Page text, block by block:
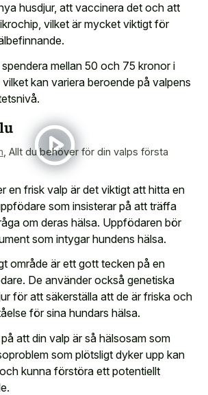
husdjur, att vaccinera det och att
vilket är mycket viktigt för
mellan 50 och 75 kronor i
kanvariera beroende på valpens
Allt du behöver för din valps första
en frisk valp är det viktigt att hitta en
som insisterar på att träffa
om deras hälsa. Uppfödaren bör
som intygar hundens hälsa.
område är ett gott tecken på en
De använder också genetiska
för att säkerställa att de är friska och
för sina hundars hälsa.
att din valp är så hälsosam som
som plötsligt dyker upp kan
kunna förstöra ett potentiellt